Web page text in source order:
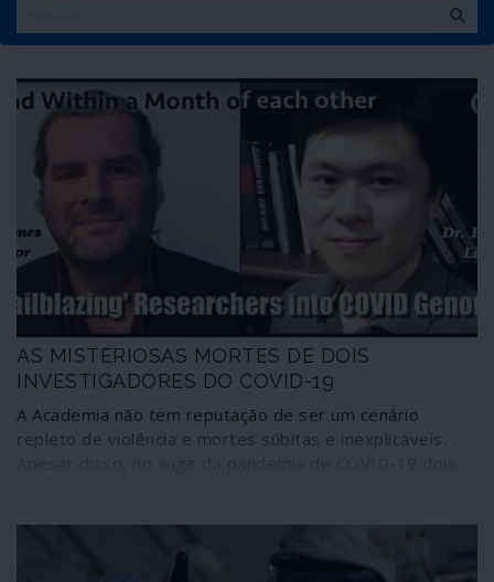
AS MISTERIOSAS MORTES DE DOIS
INVESTIGADORES DO COVID-19
A Academia não tem reputação de ser um cenário
repleto de violência e mortes súbitas e inexplicáveis.